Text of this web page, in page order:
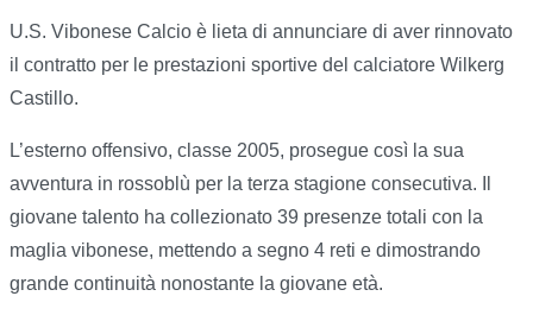
U.S. Vibonese Calcio è lieta di annunciare di aver rinnovato
il contratto per le prestazioni sportive del calciatore Wilkerg
Castillo.
L’esterno offensivo, classe 2005, prosegue così la sua
avventura in rossoblù per la terza stagione consecutiva. Il
giovane talento ha collezionato 39 presenze totali con la
maglia vibonese, mettendo a segno 4 reti e dimostrando
grande continuità nonostante la giovane età.